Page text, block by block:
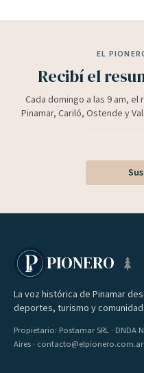
EL
Recibí el
Cada domingo a las 9 am,
Pinamar, Cariló, Ostende y
PIONERO
La voz histórica de Pinamar
deportes, turismo y
Propietario: Postamar SRL · DNDA
Aires · contacto@elpionero.com.ar